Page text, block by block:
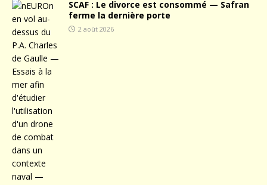
SCAF : Le divorce est consommé — Safran
ferme la dernière porte
2 août 2026